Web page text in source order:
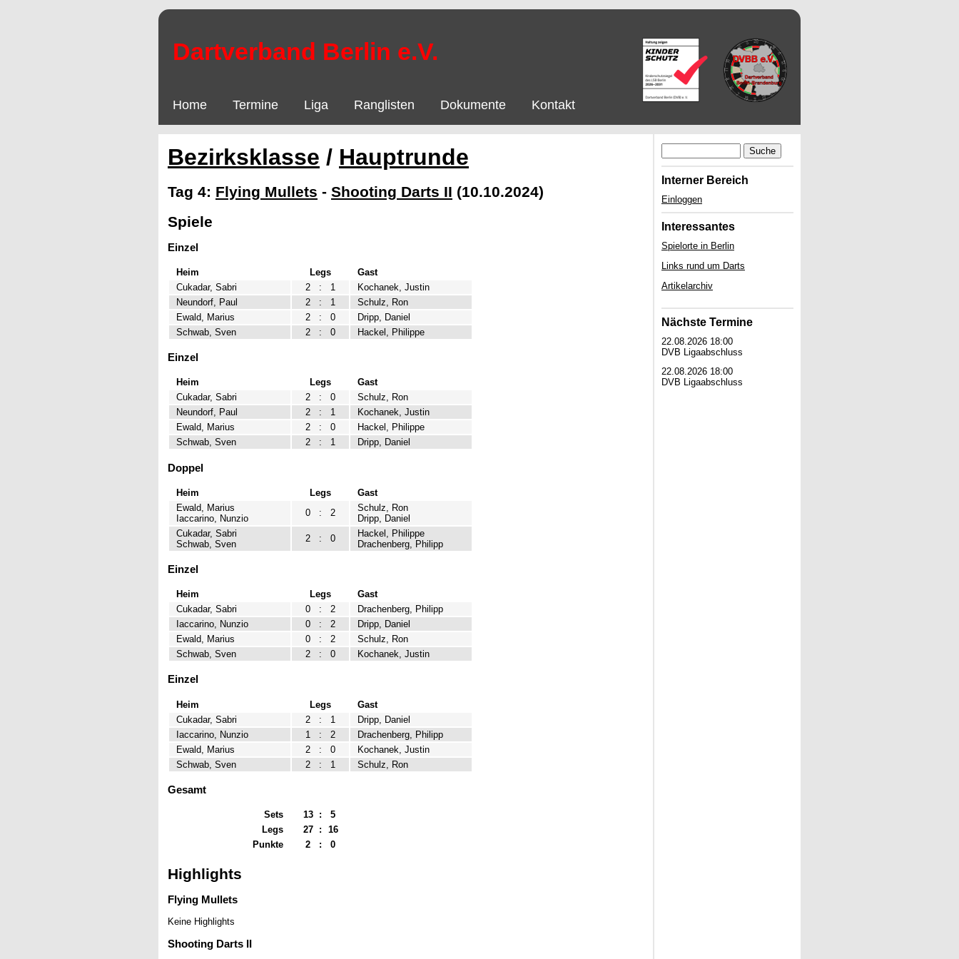
Dartverband Berlin e.V.
Home Termine Liga Ranglisten Dokumente Kontakt
Bezirksklasse / Hauptrunde
Tag 4: Flying Mullets - Shooting Darts II (10.10.2024)
Spiele
Einzel
Heim Legs
Gast
Cukadar, Sabri
2 : 1
Kochanek, Justin
Neundorf, Paul
2 : 1
Schulz, Ron
Ewald, Marius
2 : 0
Dripp, Daniel
Schwab, Sven
2 : 0 Hackel, Philippe
Einzel
Heim Legs
Gast
Cukadar, Sabri
2 : 0
Schulz, Ron
Neundorf, Paul
2 : 1
Kochanek, Justin
Ewald, Marius
2 : 0
Hackel, Philippe
Schwab, Sven
2 : 1 Dripp, Daniel
Doppel
Heim Legs
Gast
Ewald, Marius
Iaccarino, Nunzio
0 : 2
Schulz, Ron
Dripp, Daniel
Cukadar, Sabri
Schwab, Sven
2 : 0
Hackel, Philippe
Drachenberg, Philipp
Einzel
Heim Legs
Gast
Cukadar, Sabri
0 : 2
Drachenberg, Philipp
Iaccarino, Nunzio
0 : 2
Dripp, Daniel
Ewald, Marius
0 : 2
Schulz, Ron
Schwab, Sven
2 : 0 Kochanek, Justin
Einzel
Heim Legs
Gast
Cukadar, Sabri
2 : 1
Dripp, Daniel
Iaccarino, Nunzio
1 : 2
Drachenberg, Philipp
Ewald, Marius
2 : 0
Kochanek, Justin
Schwab, Sven
2 : 1 Schulz, Ron
Gesamt
Sets 13 :
5
Legs
27 :
16
Punkte
2 : 0
Highlights
Flying Mullets
Keine Highlights
Shooting Darts II
Suche
Interner Bereich
Einloggen
Interessantes
Spielorte in Berlin
Links rund um Darts
Artikelarchiv
Nächste Termine
22.08.2026 18:00
DVB Ligaabschluss
22.08.2026 18:00
DVB Ligaabschluss